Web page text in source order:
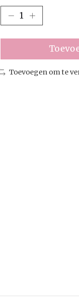
Toevoegen om te